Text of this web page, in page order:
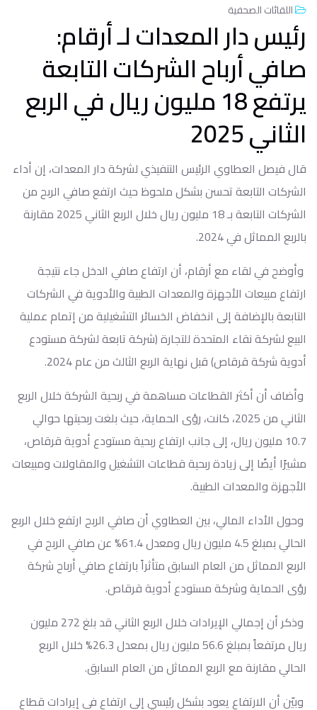
اللقائات الصحفية
رئيس دار المعدات لـ أرقام:
صافي أرباح الشركات التابعة
يرتفع 18 مليون ريال في الربع
الثاني 2025
قال فيصل العطاوي الرئيس التنفيذي لشركة دار المعدات، إن أداء
الشركات التابعة تحسن بشكل ملحوظ حيث ارتفع صافي الربح من
الشركات التابعة بـ 18 مليون ريال خلال الربع الثاني 2025 مقارنة
بالربع المماثل في 2024.
وأوضح في لقاء مع أرقام، أن ارتفاع صافي الدخل جاء نتيجة
ارتفاع مبيعات الأجهزة والمعدات الطبية والأدوية في الشركات
التابعة بالإضافة إلى انخفاض الخسائر التشغيلية من إتمام عملية
البيع لشركة نقاء المتحدة للتجارة (شركة تابعة لشركة مستودع
أدوية شركة قرقاص) قبل نهاية الربع الثالث من عام 2024.
وأضاف أن أكثر القطاعات مساهمة في ربحية الشركة خلال الربع
الثاني من 2025، كانت، رؤى الحماية، حيث بلغت ربحيتها حوالي
10.7 مليون ريال، إلى جانب ارتفاع ربحية مستودع أدوية قرقاص،
مشيرًا أيضًا إلى زيادة ربحية قطاعات التشغيل والمقاولات ومبيعات
الأجهزة والمعدات الطبية.
وحول الأداء المالي، بين العطاوي أن صافي الربح ارتفع خلال الربع
الحالي بمبلغ 4.5 مليون ريال ومعدل 61.4% عن صافي الربح في
الربع المماثل من العام السابق متأثراً بارتفاع صافي أرباح شركة
رؤى الحماية وشركة مستودع أدوية قرقاص.
وذكر أن إجمالي الإيرادات خلال الربع الثاني قد بلغ 272 مليون
ريال مرتفعاً بمبلغ 56.6 مليون ريال بمعدل 26.3% خلال الربع
الحالي مقارنة مع الربع المماثل من العام السابق.
وبيّن أن الارتفاع يعود بشكل رئيسي إلى ارتفاع في إيرادات قطاع